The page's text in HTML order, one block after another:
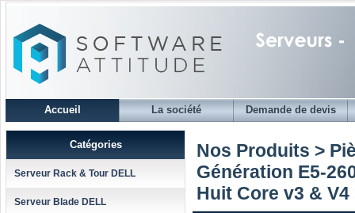
Accueil La société Demande de devis
Catégories
Serveur Rack & Tour DELL
Serveur Blade DELL
Nos Produits >
Génération E5-
Huit Core v3 & V4